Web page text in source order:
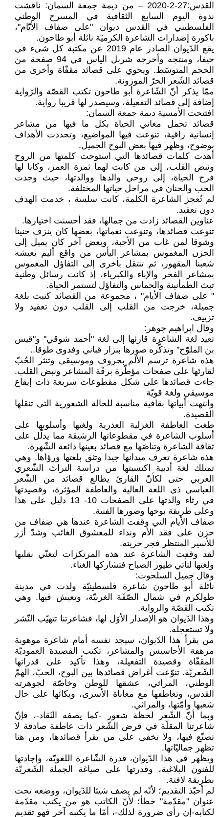
القدس:27-2-2020 – من ديمة جمعة السمان: ناقشت
ندوة اليوم السابع الثقافية في المسرح الوطني
الفلسطيني في القدس ديوان "على ضفاف الأيّام"،
باكورة إصدارات الشاعرة الكرميّة نائلة أبو طاحون.
يقع الدّيوان الصادر عام 2019 عن مكتبة كل شيء في
حيفا، ومنتجه وأخرجه شربل الياس في 94 صفحة من
الحجم المتوسّط. ويحوي على قصائد مقفّاة وأخرى من
قصائد الشّعر الحرّ الموزونة.
ممّا يذكر أنّ الشّاعرة أبو طاحون تكتب القصّة والرّواية
إضافة إلى قصائد التفعيلة، وسيصدر لها قريبا رواية.
افتتحت الأمسية ديمة جمعة السمان:
قصائد تحمل معاني الحياة بكل ما فيها من مشاعر
إنسانية راقية، تنوعت فيها المواضيع، وتحددت الأهداف
بوضوح، وظهر فيها بعض البوح الجميل.
أهدت كلمات قصائدها التي استوحت كلمتها من الروح
ونبض القلب، إلى من كانت لهما ثمرة العمر، وكانا لها
فرح الحياة، إلى روحي والدها ووالدتها، حيث وجدت
الحب والحنان في مراحل حياتها المختلفة.
لم تُعجز الشاعرة الكلمة، كانت سلسة ، خدمت الهدف
دون تعقيد.
عناوين القصائد زادت من جمالها، فقد أحسنت اختيارها.
تنوعت قصائدها، وتنوعت نغماتها، بعضها كان ينزف حنينا
وشوقا لمن غاب من الأحبة، وبعض آخر كان يميل إلى
الحزن المغموس بمشاعر اليأس من واقع أليم يعيشه
شعبنا المقهور، ثم تنتقل بأخرى إلى التفاؤل المغموس
بمشاعر الفخر والإباء والكبرياء، إذ كانت رسائل وطنية
تبث الطمأنينة والحماس والتفاؤل لتستمر الحياة.
" على ضفاف الأيام" ، مجموعة من القصائد كتبت بلغة
جميلة، خرجت من القلب إلى القلب دون تعقيد ولا
تزييف.
وقال ابراهيم جوهر:
تعيد لغة الشاعرة قارئها إلى لغة "أحمد شوقي" و"قيس
بن الملوّح" وتذكّره صورها بنزار قباني وفدوى طوقا..
هذه شاعرة ترسم الألم بحروف وموسيقى وتنثر الحُبّ
لقارئها على صفحات مؤطّرة برقّة المشاعر ونبض القلب.
جاءت قصائدها على شكل مقطوعات سريعة ذات إيقاع
موسيقي ولغة قويّة
وانتهت أبياتها بقافية مناسبة للحالة الشعورية التي تنقلها
القصيدة.
طغت العاطفة الغزلية العذرية ولغتها وأسلوبها على
أسلوب الشاعرة في مقطوعاتها الرشيقة مما يدلّل على
ثقافة الشاعرة وتناصّها مع قصائد بعينها ذائعة الشّهرة.
هذه شاعرة تعرف ميدانها جيدا وتثق بلغتها ورؤاها. وهي
تمتلك لغة أدبية اكتسبتها من دراسة التراث الشّعري
العربي حتى لكأنّ القارئ يطالع قصائد من الشّعر
العباسي ذي اللغة العالية والعاطفة المؤثرة، وقصيدتها
في رثاء والدتها على الصفحات 10- 13 دليل على هذا
وعلى طريقة بوحها وصورها الفنية.
ضفاف الأيام التي وقفت الشاعرة عندها هي ضفاف من
حزن على فقد الأم ونداء للمعشوق الغائب وشدّ أزر
للأسير المنتظر فجر حريته.
لقد وقفت الشاعرة عند هذه المرتكزات لتغنّي بقلبها
ولغتها لتأتي طيور الصباح فتشاركها الغناء.
وقال جميل السلحوت:
نائلة أبو طاحون شاعرة فلسطينيّة ولدت في مدينة
طولكرم في شمال الصّفّة الغربيّة، وتعيش فيها. وهي
تكتب القصّة والرواية.
وهذا الدّيوان هو الإصدار الأوّل لها، فشاعرتنا تتهيّب النّشر
ولا تستعجله.
من يقرأ هذا الدّيوان، سيجد نفسه أمام شاعرة موهوبة
مرهفة الأحاسيس والمشاعر، تكتب القصيدة العموديّة
المقفّاة وقصيدة التفعيلة، وهذا تأكيد على قدراتها
الشّعريّة. تنوّعت أغراض قصائدها بين البوح، الحبّ، الهمّ
الوطني، المراثي، عشقها للوطن وخاصّة لجوهرته
القدس، وتعاطفها مع معاناة الأسرى، وبكائها على حال
شعبها وأمّتها، والمراثي.
وبما أنّ الشّعر لحظة شعور -كما يصفه النّقاد-، فإنّ
شاعرتنا المقلّة في قرض الشّعر ذات عاطفة صادقة لا
تصنّع فيها، ولا تخفى على من يقرأ قصائدها، ومن هنا
تظهر جماليّاتها.
ويظهر في هذا الدّيوان، قدرة الشّاعرة اللغويّة، وإجادتها
للفنون البلاغية، وقدرتها على صياغة الجملة الشّعريّة
بطريقة لافتة.
لم أحبّذ التقديم؛ لأنّه لم يضف شيئا للدّيوان، ووضعه تحت
عنوان "مقدّمة" خطأ؛ لأنّ الكاتب هو من يكتب مقدّمة
لكتابه-إن رأى ضرورة لذلك-، أمّا ما يكتبه آخر فهو تقديم